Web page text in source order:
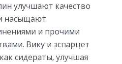
улучшают качество
насыщают
и прочими
Вику и эспарцет
сидераты, улучшая